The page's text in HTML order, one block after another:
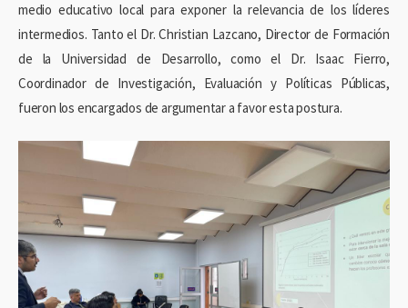
medio educativo local para exponer la relevancia de los líderes
intermedios. Tanto el Dr. Christian Lazcano, Director de Formación
de la Universidad de Desarrollo, como el Dr. Isaac Fierro,
Coordinador de Investigación, Evaluación y Políticas Públicas,
fueron los encargados de argumentar a favor esta postura.